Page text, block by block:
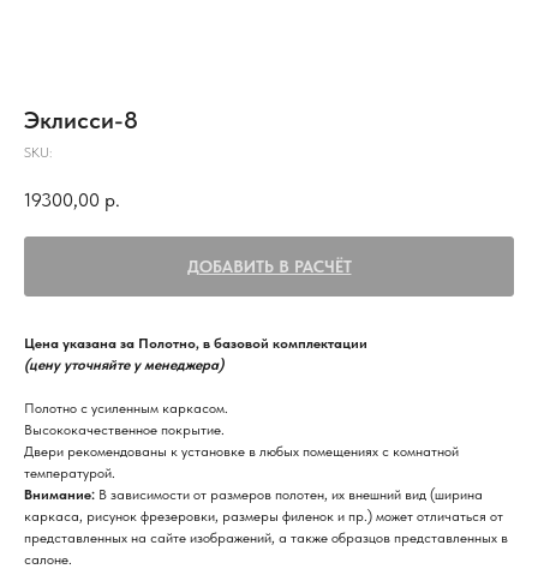
Эклисси-8
SKU:
19300,00 р.
ДОБАВИТЬ В РАСЧЁТ
Цена указана за Полотно, в базовой комплектации
(цену уточняйте у менеджера)
Полотно с усиленным каркасом.
Высококачественное покрытие.
Двери рекомендованы к установке в любых помещениях с комнатной
температурой.
Внимание: В зависимости от размеров полотен, их внешний вид (ширина
каркаса, рисунок фрезеровки, размеры филенок и пр.) может отличаться от
представленных на сайте изображений, а также образцов представленных в
салоне.